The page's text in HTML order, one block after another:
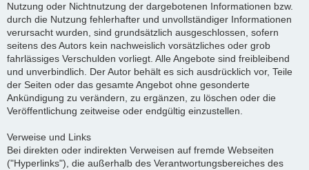
Nutzung oder Nichtnutzung der dargebotenen Informationen bzw.
durch die Nutzung fehlerhafter und unvollständiger Informationen
verursacht wurden, sind grundsätzlich ausgeschlossen, sofern
seitens des Autors kein nachweislich vorsätzliches oder grob
fahrlässiges Verschulden vorliegt. Alle Angebote sind freibleibend
und unverbindlich. Der Autor behält es sich ausdrücklich vor, Teile
der Seiten oder das gesamte Angebot ohne gesonderte
Ankündigung zu verändern, zu ergänzen, zu löschen oder die
Veröffentlichung zeitweise oder endgültig einzustellen.
Verweise und Links
Bei direkten oder indirekten Verweisen auf fremde Webseiten
("Hyperlinks"), die außerhalb des Verantwortungsbereiches des